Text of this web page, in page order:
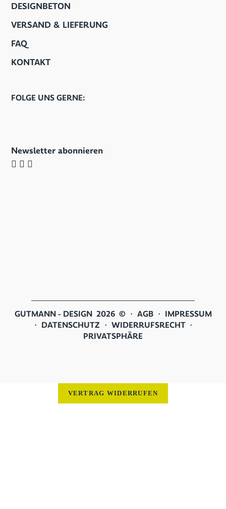
DESIGNBETON
VERSAND & LIEFERUNG
FAQ
KONTAKT
FOLGE UNS GERNE:
Newsletter abonnieren
GUTMANN - DESIGN 2026 © ・ AGB・ IMPRESSUM
・ DATENSCHUTZ ・ WIDERRUFSRECHT・
PRIVATSPHÄRE
VERTRAG WIDERRUFEN